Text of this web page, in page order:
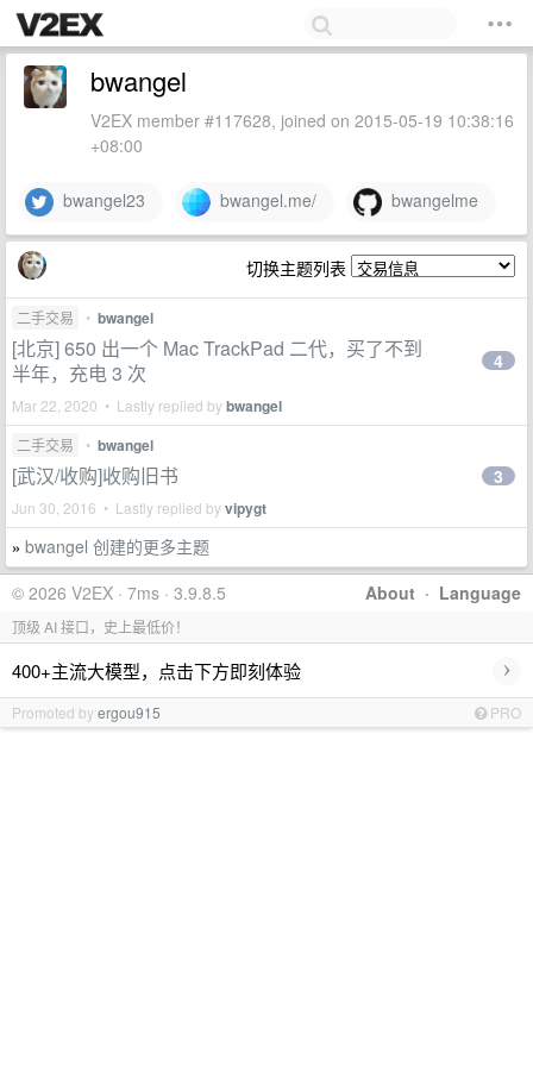
bwangel
V2EX member #117628, joined on 2015-05-19 10:38:16
+08:00
bwangel23 bwangel.me/ bwangelme
切换主题列表
二手交易 • bwangel
[北京] 650 出一个 Mac TrackPad 二代，买了不到
半年，充电 3 次
Mar 22, 2020 • Lastly replied bybwangel
4
二手交易 • bwangel
[武汉/收购]收购旧书
Jun 30, 2016 • Lastly replied byvipygt
3
» bwangel 创建的更多主题
About · Language
© 2026 V2EX · 7ms · 3.9.8.5
顶级 AI 接口，史上最低价！
400+主流大模型，点击下方即刻体验 ›
Promoted byergou915 PRO